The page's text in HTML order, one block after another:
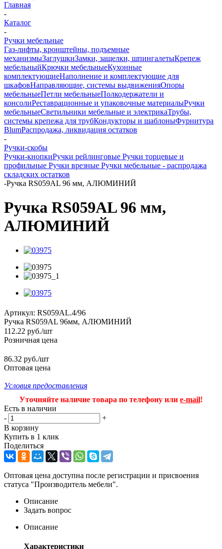
Главная
-
Каталог
-
Ручки мебельные
Газ-лифты, кронштейны, подъемные
механизмыЗаглушкиЗамки, защелки, шпингалетыКрепеж
мебельныйКрючки мебельныеКухонные
комплектующиеНаполнение и комплектующие для
шкафовНаправляющие, системы выдвиженияОпоры
мебельныеПетли мебельныеПолкодержатели и
консолиРеставрационные и упаковочные материалыРучки
мебельныеСветильники мебельные и электрикаТрубы,
системы крепежа для трубКондукторы и шаблоныФурнитура
BlumРаспродажа, ликвидация остатков
-
Ручки-скобы
Ручки-кнопкиРучки рейлинговые Ручки торцевые и
профильные Ручки врезные Ручки мебельные - распродажа
складских остатков
-Ручка RS059AL 96 мм, АЛЮМИНИЙ
Ручка RS059AL 96 мм,
АЛЮМИНИЙ
Артикул: RS059AL.4/96
Ручка RS059AL 96мм, АЛЮМИНИЙ
112.22 руб./шт
Розничная цена
86.32 руб./шт
Оптовая цена
Условия предоставления
Уточняйте наличие товара по телефону или e-mail!
Есть в наличии
-
+
В корзину
Купить в 1 клик
Поделиться
Оптовая цена доступна после регистрации и присвоения
статуса "Производитель мебели".
Описание
Задать вопрос
Описание
Характеристики